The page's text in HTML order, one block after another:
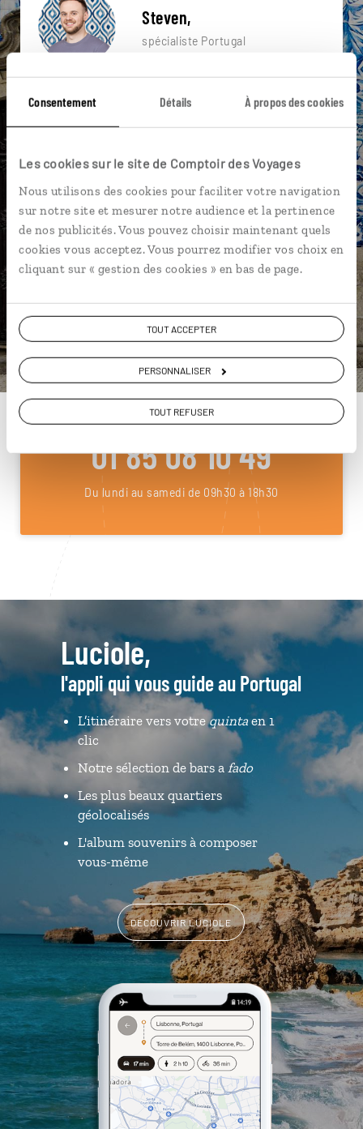
Consentement Détails À propos des cookies
Les cookies sur le site de Comptoir des Voyages
Nous utilisons des cookies pour faciliter votre navigation
sur notre site et mesurer notre audience et la pertinence
de nos publicités. Vous pouvez choisir maintenant quels
cookies vous acceptez. Vous pourrez modifier vos choix en
cliquant sur « gestion des cookies » en bas de page.
TOUT ACCEPTER
PERSONNALISER
TOUT REFUSER
Steven,
spécialiste Portugal
Suivez vos envies et demandez conseils à nos
spécialistes
près de vos envies et de la réalité du pays.
Échangez en face à face ou depuis nos studios
connectés en agence, mais aussi par email ou
téléphone.
Vous gardez le même interlocuteur avant,
pendant et après votre voyage.
DEMANDER UN DEVIS
ou
Construisez votre voyage avec un spécialiste Portugal
01 85 08 10 49
Du lundi au samedi de 09h30 à 18h30
Luciole,
l'appli qui vous guide au Portugal
L’itinéraire vers votrequintaen 1
clic
Notre sélection de bars a fado
Les plus beaux quartiers
géolocalisés
L'album souvenirs à composer
vous-même
DÉCOUVRIR LUCIOLE